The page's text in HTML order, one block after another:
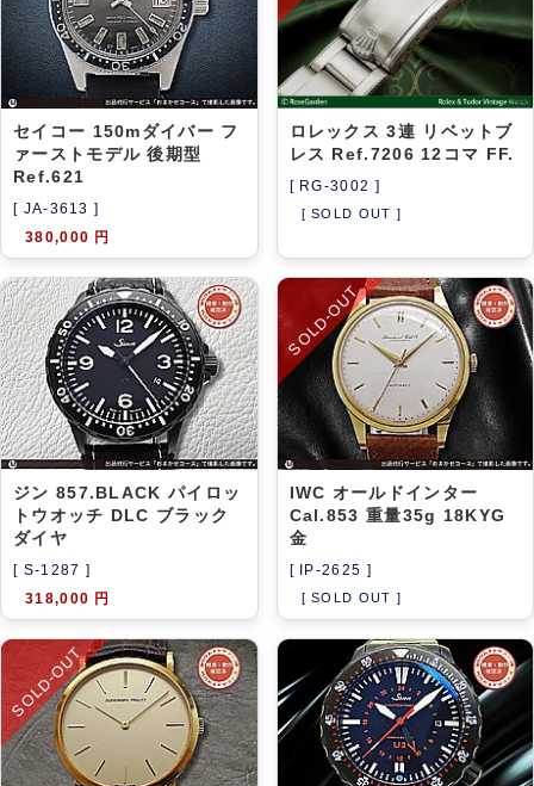
セイコー 150mダイバー フ
ァーストモデル 後期型
Ref.621
[ JA-3613 ]
380,000 円
ロレックス 3連 リベットブ
レス Ref.7206 12コマ FF.
[ RG-3002 ]
[ SOLD OUT ]
ジン 857.BLACK パイロッ
トウオッチ DLC ブラック
ダイヤ
[ S-1287 ]
318,000 円
SOLD-OUT
IWC オールドインター
Cal.853 重量35g 18KYG
金
[ IP-2625 ]
[ SOLD OUT ]
SOLD-OUT